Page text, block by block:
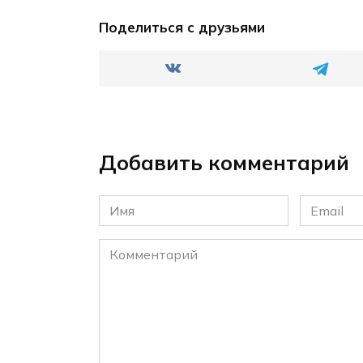
Поделиться с друзьями
Добавить комментарий
Имя
*
Email
*
Комментарий